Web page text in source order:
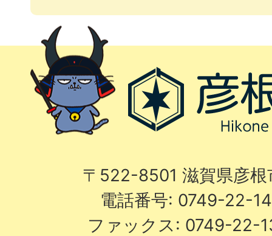
〒522-8501 滋賀県彦
電話番号: 0749-22-
ファックス: 0749-22-